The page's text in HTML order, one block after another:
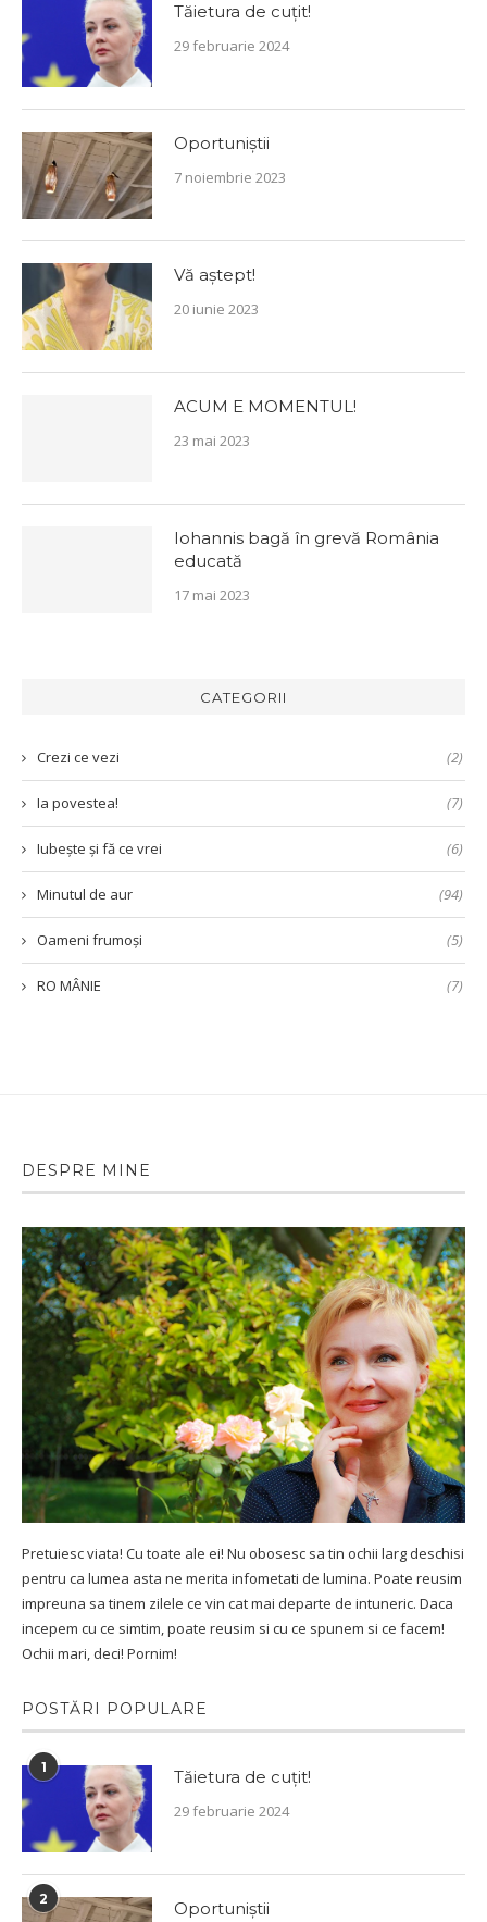
Tăietura de cuțit!
29 februarie 2024
Oportuniștii
7 noiembrie 2023
Vă aștept!
20 iunie 2023
ACUM E MOMENTUL!
23 mai 2023
Iohannis bagă în grevă România
educată
17 mai 2023
CATEGORII
Crezi ce vezi (2)
Ia povestea! (7)
Iubește și fă ce vrei (6)
Minutul de aur (94)
Oameni frumoși (5)
RO MÂNIE (7)
DESPRE MINE
Pretuiesc viata! Cu toate ale ei! Nu obosesc sa tin ochii larg deschisi
pentru ca lumea asta ne merita infometati de lumina. Poate reusim
impreuna sa tinem zilele ce vin cat mai departe de intuneric. Daca
incepem cu ce simtim, poate reusim si cu ce spunem si ce facem!
Ochii mari, deci! Pornim!
POSTĂRI POPULARE
1 Tăietura de cuțit!
29 februarie 2024
2 Oportuniștii